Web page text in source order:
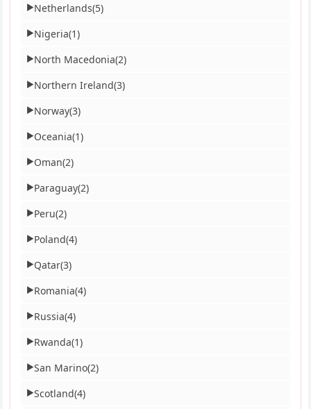
▶Netherlands(5)
▶Nigeria(1)
▶North Macedonia(2)
▶Northern Ireland(3)
▶Norway(3)
▶Oceania(1)
▶Oman(2)
▶Paraguay(2)
▶Peru(2)
▶Poland(4)
▶Qatar(3)
▶Romania(4)
▶Russia(4)
▶Rwanda(1)
▶San Marino(2)
▶Scotland(4)